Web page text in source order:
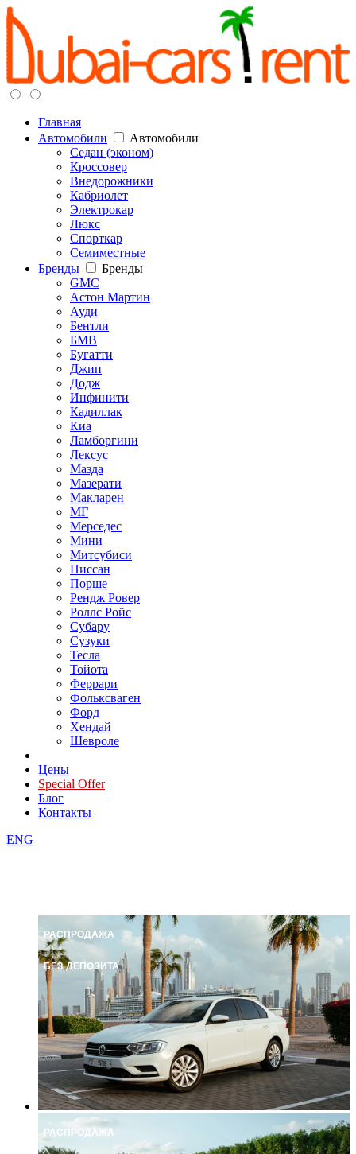
Главная
Автомобили
Автомобили
Седан (эконом)
Кроссовер
Внедорожники
Кабриолет
Электрокар
Люкс
Спорткар
Семиместные
Бренды
Бренды
GMC
Астон Мартин
Ауди
Бентли
БМВ
Бугатти
Джип
Додж
Инфинити
Кадиллак
Киа
Ламборгини
Лексус
Мазда
Мазерати
Макларен
МГ
Мерседес
Мини
Митсубиси
Ниссан
Порше
Рендж Ровер
Роллс Ройс
Субару
Сузуки
Тесла
Тойота
Феррари
Фольксваген
Форд
Хендай
Шевроле
Цены
Special Offer
Блог
Контакты
ENG
РАСПРОДАЖА
БЕЗ ДЕПОЗИТА
РАСПРОДАЖА